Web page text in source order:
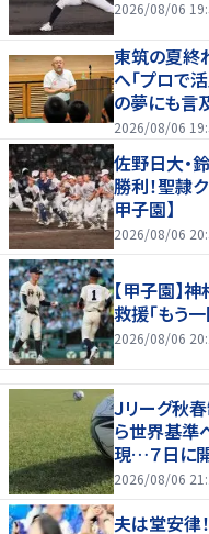
2026/08/06
東筑の夏終
へ「プロで
の夢にも言
2026/08/06
佐野日大・
勝利！聖隷
甲子園】
2026/08/06
【甲子園】
救援「もう
2026/08/06
Ｊリーグ秋
ら世界基
現…７日に
2026/08/06
夫は堂安律